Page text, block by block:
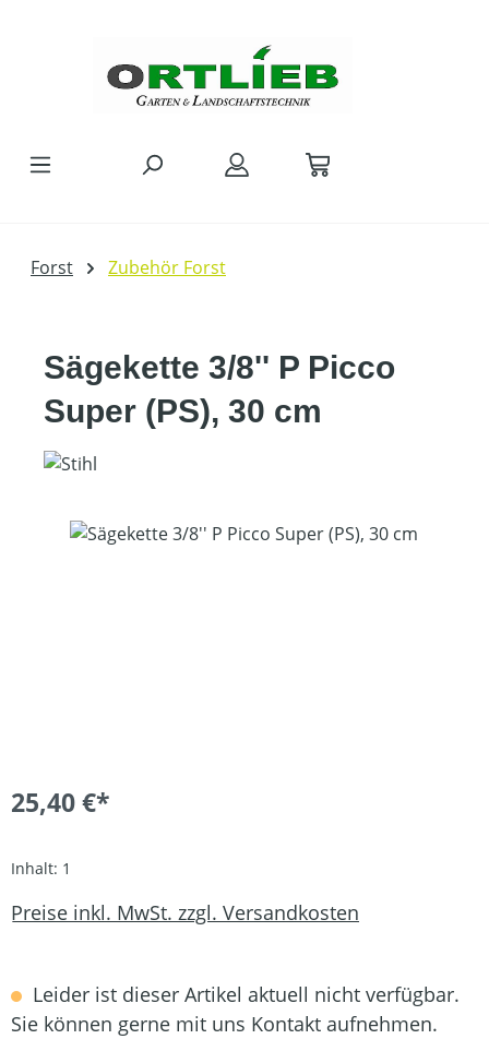
Forst Zubehör Forst
Sägekette 3/8'' P Picco
Super (PS), 30 cm
Bildergalerie überspringen
25,40 €*
Inhalt: 1
Preise inkl. MwSt. zzgl. Versandkosten
Leider ist dieser Artikel aktuell nicht verfügbar.
Sie können gerne mit uns Kontakt aufnehmen.